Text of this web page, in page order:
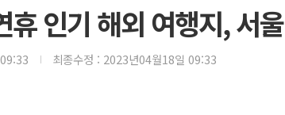
[종합] 이슬람 수
트럼프, 백신·자
美 항소법원, 백
이란 핵심 원유
美 고용 쇼크에
휴 인기 해외 여행지, 서
최종수정 : 2023년04월18일 09:33